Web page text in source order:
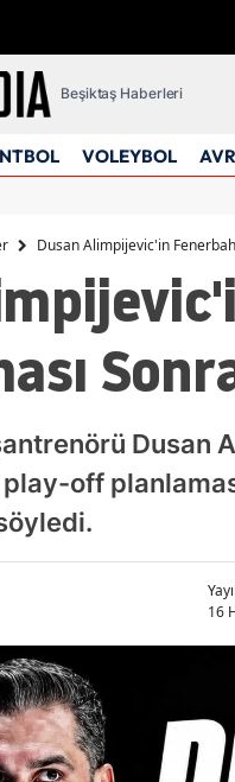
Beşiktaş Haberleri
VOLEYBOL
Dusan Alimpijevic'in
Dusan
off
16